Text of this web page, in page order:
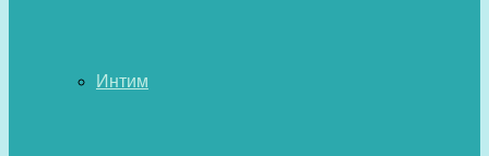
Интим